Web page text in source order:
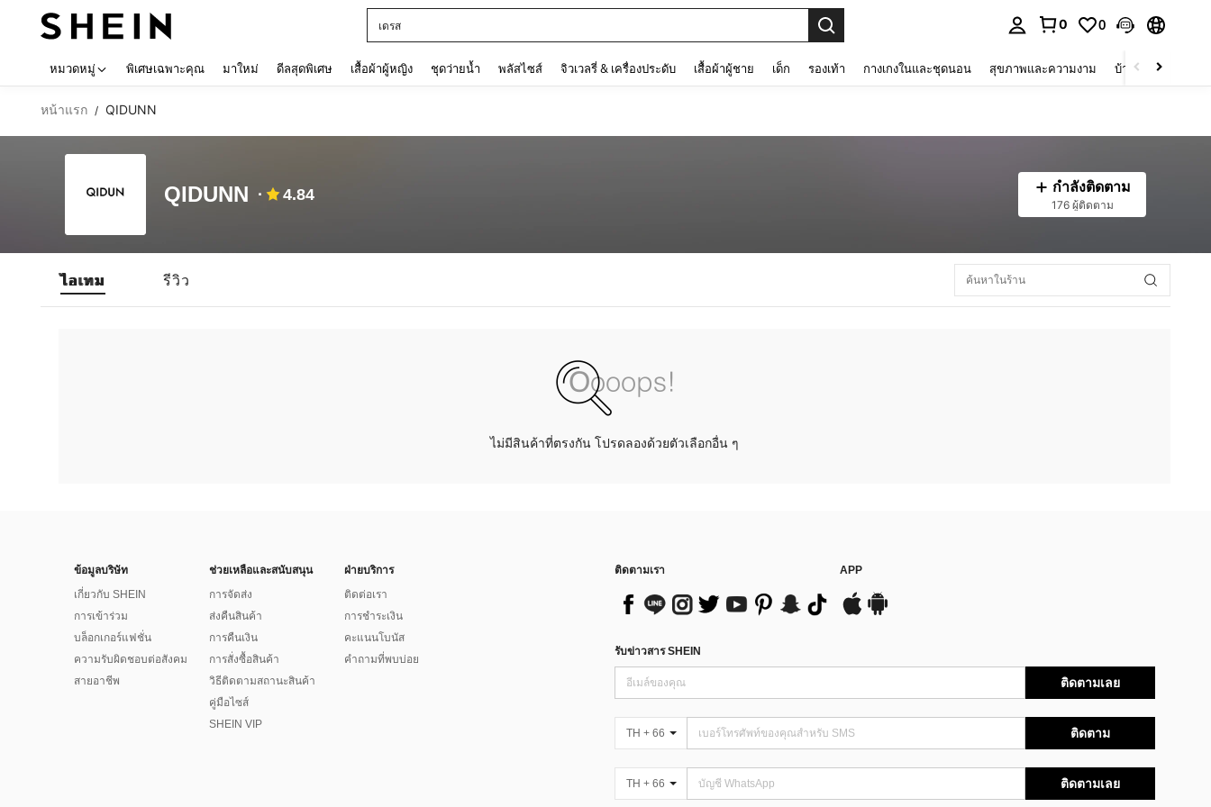
เดรส
0 0
หมวดหมู่ พิเศษเฉพาะคุณ มาใหม่ ดีลสุดพิเศษ เสื้อผ้าผู้หญิง ชุดว่ายน้ำ พลัสไซส์ จิวเวลรี่ & เครื่องประดับ เสื้อผ้าผู้ชาย เด็ก รองเท้า กางเกงในและชุดนอน สุขภาพและความงาม บ้านและที่อยู่อาศัย
หน้าแรก / QIDUNN
QIDUNN 4.84 กำลังติดตาม
176 ผู้ติดตาม
ไอเทม รีวิว
ไม่มีสินค้าที่ตรงกัน โปรดลองด้วยตัวเลือกอื่น ๆ
ข้อมูลบริษัท
เกี่ยวกับ SHEIN
การเข้าร่วม
บล็อกเกอร์แฟชั่น
ความรับผิดชอบต่อสังคม
สายอาชีพ
ช่วยเหลือและสนับสนุน
การจัดส่ง
ส่งคืนสินค้า
การคืนเงิน
การสั่งซื้อสินค้า
วิธีติดตามสถานะสินค้า
คู่มือไซส์
SHEIN VIP
ฝ่ายบริการ
ติดต่อเรา
การชำระเงิน
คะแนนโบนัส
คำถามที่พบบ่อย
ติดตามเรา APP
รับข่าวสาร SHEIN
ติดตามเลย
TH + 66 ติดตาม
TH + 66 ติดตามเลย